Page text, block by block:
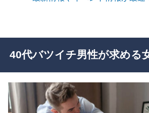
40代バツイチ男性が求める